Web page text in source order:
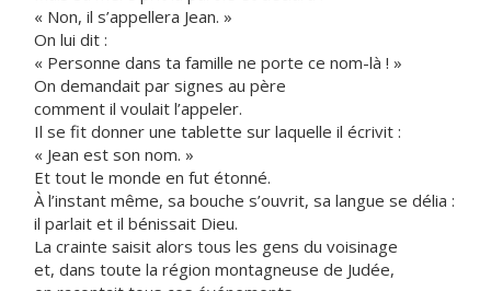
« Non, il s’appellera Jean. »
On lui dit :
« Personne dans ta famille ne porte ce nom-là ! »
On demandait par signes au père
comment il voulait l’appeler.
Il se fit donner une tablette sur laquelle il écrivit :
« Jean est son nom. »
Et tout le monde en fut étonné.
À l’instant même, sa bouche s’ouvrit, sa langue se délia :
il parlait et il bénissait Dieu.
La crainte saisit alors tous les gens du voisinage
et, dans toute la région montagneuse de Judée,